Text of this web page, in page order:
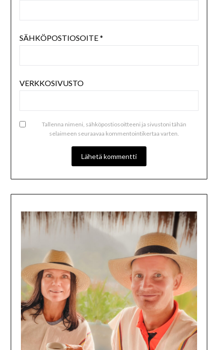
SÄHKÖPOSTIOSOITE*
VERKKOSIVUSTO
Tallenna nimeni, sähköpostiosoitteeni ja sivustoni tähän
selaimeen seuraavaa kommentointikertaa varten.